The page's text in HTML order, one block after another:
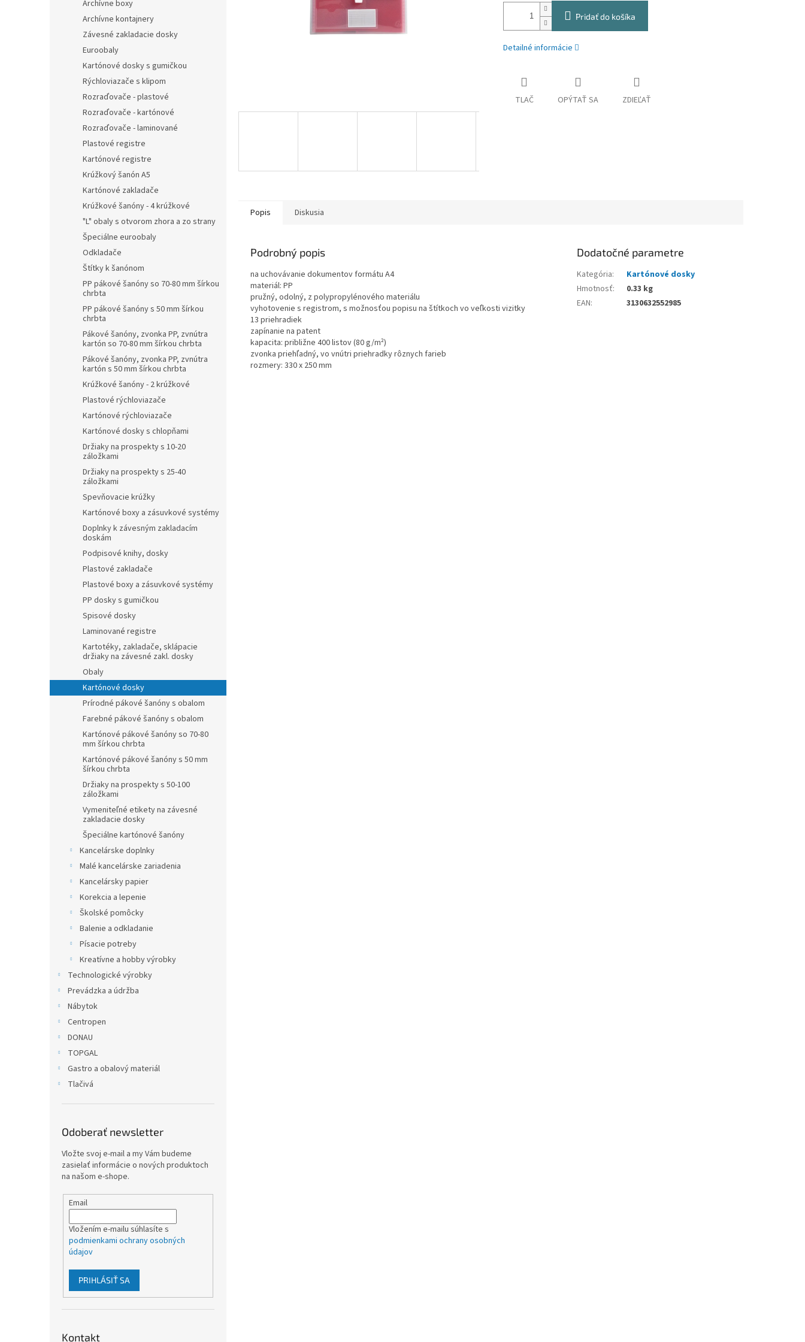
Archívne boxy
Archívne kontajnery
Závesné zakladacie dosky
Euroobaly
Kartónové dosky s gumičkou
Rýchloviazače s klipom
Rozraďovače - plastové
Rozraďovače - kartónové
Rozraďovače - laminované
Plastové registre
Kartónové registre
Krúžkový šanón A5
Kartónové zakladače
Krúžkové šanóny - 4 krúžkové
"L" obaly s otvorom zhora a zo strany
Špeciálne euroobaly
Odkladače
Štítky k šanónom
PP pákové šanóny so 70-80 mm šírkou
chrbta
PP pákové šanóny s 50 mm šírkou
chrbta
Pákové šanóny, zvonka PP, zvnútra
kartón so 70-80 mm šírkou chrbta
Pákové šanóny, zvonka PP, zvnútra
kartón s 50 mm šírkou chrbta
Krúžkové šanóny - 2 krúžkové
Plastové rýchloviazače
Kartónové rýchloviazače
Kartónové dosky s chlopňami
Držiaky na prospekty s 10-20
záložkami
Držiaky na prospekty s 25-40
záložkami
Spevňovacie krúžky
Kartónové boxy a zásuvkové systémy
Doplnky k závesným zakladacím
doskám
Podpisové knihy, dosky
Plastové zakladače
Plastové boxy a zásuvkové systémy
PP dosky s gumičkou
Spisové dosky
Laminované registre
Kartotéky, zakladače, sklápacie
držiaky na závesné zakl. dosky
Obaly
Kartónové dosky
Prírodné pákové šanóny s obalom
Farebné pákové šanóny s obalom
Kartónové pákové šanóny so 70-80
mm šírkou chrbta
Kartónové pákové šanóny s 50 mm
šírkou chrbta
Držiaky na prospekty s 50-100
záložkami
Vymeniteľné etikety na závesné
zakladacie dosky
Špeciálne kartónové šanóny
Kancelárske doplnky
Malé kancelárske zariadenia
Kancelársky papier
Korekcia a lepenie
Školské pomôcky
Balenie a odkladanie
Písacie potreby
Kreatívne a hobby výrobky
Technologické výrobky
Prevádzka a údržba
Nábytok
Centropen
DONAU
TOPGAL
Gastro a obalový materiál
Tlačivá
Odoberať newsletter
Vložte svoj e-mail a my Vám budeme
zasielať informácie o nových produktoch
na našom e-shope.
Email
Vložením e-mailu súhlasíte s
podmienkami ochrany osobných
údajov
PRIHLÁSIŤ SA
Kontakt
Pridať do košíka
Detailné informácie
TLAČ OPÝTAŤ SA ZDIEĽAŤ
Popis Diskusia
Podrobný popis
na uchovávanie dokumentov formátu A4
materiál: PP
pružný, odolný, z polypropylénového materiálu
vyhotovenie s registrom, s možnosťou popisu na štítkoch vo veľkosti vizitky
13 priehradiek
zapínanie na patent
kapacita: približne 400 listov (80 g/m²)
zvonka priehľadný, vo vnútri priehradky rôznych farieb
rozmery: 330 x 250 mm
Dodatočné parametre
Kategória:
Kartónové dosky
Hmotnosť:
0.33 kg
EAN: 3130632552985